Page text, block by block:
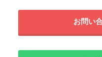
お問い